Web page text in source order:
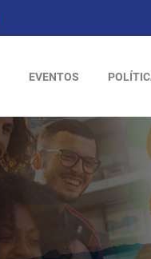
EVENTOS